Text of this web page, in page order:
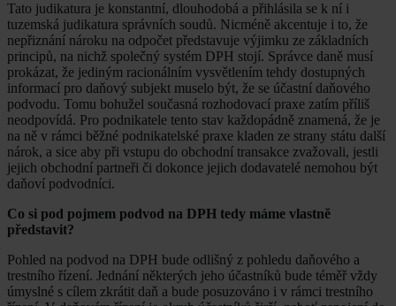
Tato judikatura je konstantní, dlouhodobá a přihlásila se k ní i
tuzemská judikatura správních soudů. Nicméně akcentuje i to, že
nepřiznání nároku na odpočet představuje výjimku ze základních
principů, na nichž společný systém DPH stojí. Správce daně musí
prokázat, že jediným racionálním vysvětlením tehdy dostupných
informací pro daňový subjekt muselo být, že se účastní daňového
podvodu. Tomu bohužel současná rozhodovací praxe zatím příliš
neodpovídá. Pro podnikatele tento stav každopádně znamená, že je
na ně v rámci běžné podnikatelské praxe kladen ze strany státu další
nárok, a sice aby při vstupu do obchodní transakce zvažovali, jestli
jejich obchodní partneři či dokonce jejich dodavatelé nemohou být
daňoví podvodníci.
Co si pod pojmem podvod na DPH tedy máme vlastně
představit?
Pohled na podvod na DPH bude odlišný z pohledu daňového a
trestního řízení. Jednání některých jeho účastníků bude téměř vždy
úmyslné s cílem zkrátit daň a bude posuzováno i v rámci trestního